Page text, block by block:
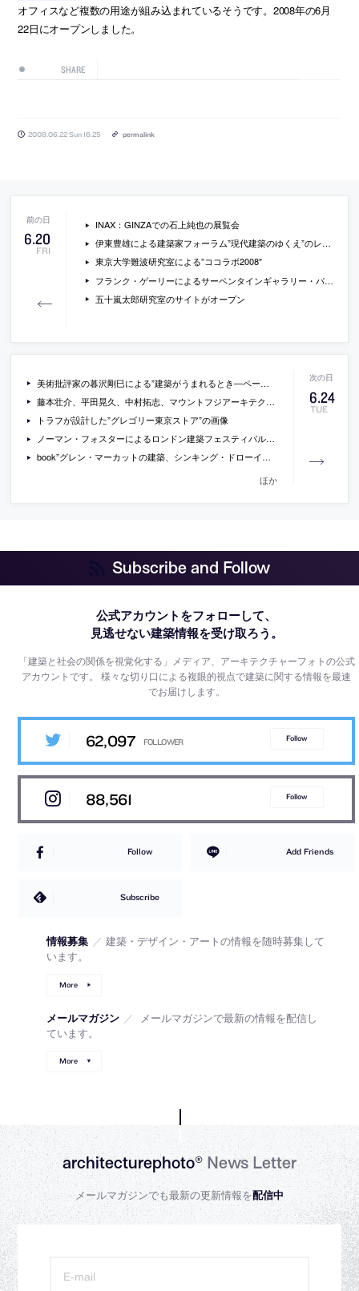
オフィスなど複数の用途が組み込まれているそうです。2008年の6月
22日にオープンしました。
SHARE
2008.06.22 Sun 16:25 permalink
6.20
FRI
INAX：GINZAでの石上純也の展覧会
伊東豊雄による建築家フォーラム”現代建築のゆくえ”のレポート
東京大学難波研究室による”ココラボ2008″
フランク・ゲーリーによるサーペンタインギャラリー・パビリオンの現場写真
五十嵐太郎研究室のサイトがオープン
6.24
TUE
美術批評家の暮沢剛巳による”建築がうまれるとき―ペーター・メルクリと青木淳”展のレビュー
藤本壮介、平田晃久、中村拓志、マウントフジアーキテクツスタジオ、TNAによるデザインマイアミ/バーゼル2008の展示
トラフが設計した”グレゴリー東京ストア”の画像
ノーマン・フォスターによるロンドン建築フェスティバルのインスタレーション
book”グレン・マーカットの建築、シンキング・ドローイング／ワーキング・ドローイング”
ほか
Subscribe and Follow
公式アカウントをフォローして、
見逃せない建築情報を受け取ろう。
「建築と社会の関係を視覚化する」メディア、アーキテクチャーフォトの公式
アカウントです。様々な切り口による複眼的視点で建築に関する情報を最速
でお届けします。
62,097 Follow
88,561 Follow
Follow Add Friends
Subscribe
情報募集 ／ 建築・デザイン・アートの情報を随時募集して
います。
More
メールマガジン ／
メールマガジンで最新の情報を配信し
ています。
More
architecturephoto®News Letter
メールマガジンでも最新の更新情報を配信中